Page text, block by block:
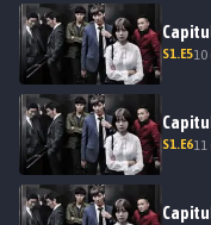
S1.E510
S1.E611